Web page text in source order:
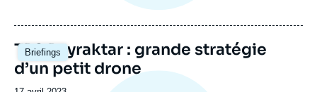
Briefings
Image
principale
TB2 Bayraktar : grande stratégie
d’un petit drone